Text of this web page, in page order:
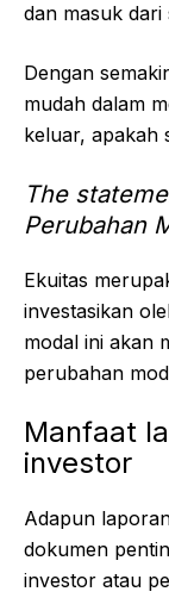
dan masuk
Dengan
mudah dalam
keluar, apakah
The
Perubahan
Ekuitas
investasikan
modal ini akan
perubahan
Manfaat
investor
Adapun
dokumen
investor atau